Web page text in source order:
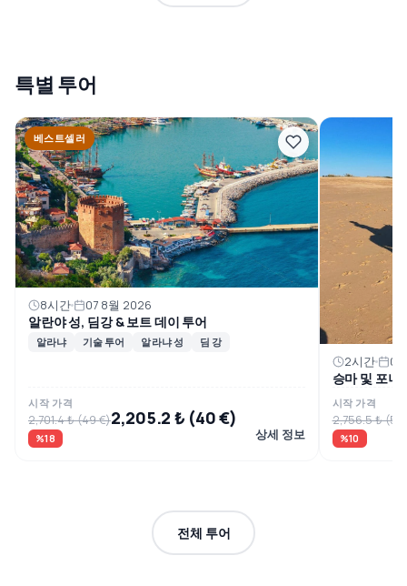
특별 투어
베스트셀러
8시간 07 8월 2026
알란야 성, 딤강 & 보트 데이 투어
알라냐 기술 투어 알라냐 성 딤 강
시작 가격
2,701.4 ₺ (49 €)2,205.2 ₺ (40 €)
%18 상세 정보
2시간 07
승마 및 포니
시작 가격
2,756.5 ₺ (50
%10
전체 투어